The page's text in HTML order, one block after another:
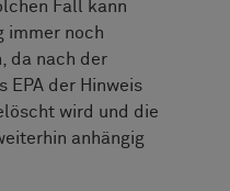
Fall kann
immer noch
da nach der
EPA der Hinweis
wird und die
anhängig